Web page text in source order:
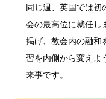
同じ週、英国では初
会の最高位に就任し
掲げ、教会内の融和
習を内側から変えよ
来事です。